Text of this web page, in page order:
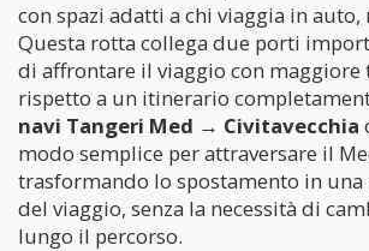
con spazi adatti a chi viaggia in auto,
Questa rotta collega due porti
di affrontare il viaggio con
rispetto a un itinerario
navi Tangeri Med → Civitavecchia
modo semplice per attraversare il
trasformando lo spostamento in una
del viaggio, senza la necessità di
lungo il percorso.